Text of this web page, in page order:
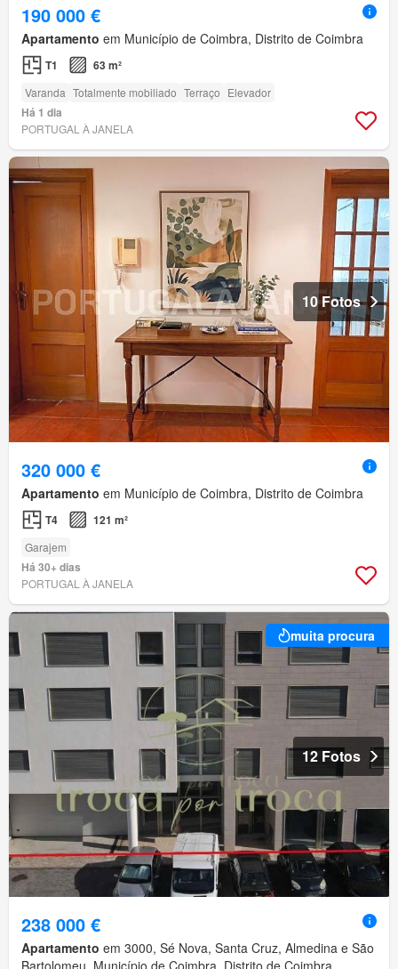
190 000 €
Apartamento em Município de Coimbra, Distrito de Coimbra
T1 63 m²
Varanda Totalmente mobiliado Terraço Elevador
Há 1 dia
PORTUGAL À JANELA
10 Fotos
320 000 €
Apartamento em Município de Coimbra, Distrito de Coimbra
T4 121 m²
Garajem
Há 30+ dias
PORTUGAL À JANELA
muita procura
12 Fotos
238 000 €
Apartamento em 3000, Sé Nova, Santa Cruz, Almedina e São
Bartolomeu, Município de Coimbra, Distrito de Coimbra